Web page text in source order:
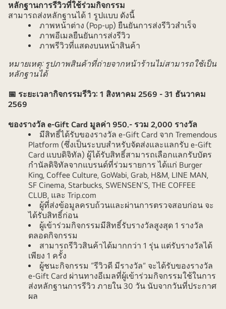
หลักฐานการรีวิวที่ใช้ร่วมกิจกรรม
สามารถส่งหลักฐานได้ 1 รูปแบบ ดังนี้
ภาพหน้าต่าง (Pop-up) ยืนยันการส่งรีวิวสำเร็จ
ภาพอีเมลยืนยันการส่งรีวิว
ภาพรีวิวที่แสดงบนหน้าสินค้า
หมายเหตุ: รูปภาพสินค้าที่ถ่ายจากหน้าร้านไม่สามารถใช้เป็น
หลักฐานได้
📅 ระยะเวลากิจกรรมรีวิว: 1 สิงหาคม 2569 - 31 ธันวาคม
2569
ของรางวัล e-Gift Card มูลค่า 950.- รวม 2,000 รางวัล
มีสิทธิ์ได้รับของรางวัล e-Gift Card จาก Tremendous
Platform (ซึ่งเป็นระบบสำหรับจัดส่งและแลกรับ e-Gift
Card แบบดิจิทัล) ผู้ได้รับสิทธิ์สามารถเลือกแลกรับบัตร
กำนัลดิจิทัลจากแบรนด์ที่ร่วมรายการ ได้แก่ Burger
King, Coffee Culture, GoWabi, Grab, H&M, LINE MAN,
SF Cinema, Starbucks, SWENSEN'S, THE COFFEE
CLUB, และ Trip.com
ผู้ที่ส่งข้อมูลครบถ้วนและผ่านการตรวจสอบก่อน จะ
ได้รับสิทธิ์ก่อน
ผู้เข้าร่วมกิจกรรมมีสิทธิ์รับรางวัลสูงสุด 1 รางวัล
ตลอดกิจกรรม
สามารถรีวิวสินค้าได้มากกว่า 1 รุ่น แต่รับรางวัลได้
เพียง 1 ครั้ง
ผู้ชนะกิจกรรม “รีวิวดี มีรางวัล” จะได้รับของรางวัล
e-Gift Card ผ่านทางอีเมลที่ผู้เข้าร่วมกิจกรรมใช้ในการ
ส่งหลักฐานการรีวิว ภายใน 30 วัน นับจากวันที่ประกาศ
ผล